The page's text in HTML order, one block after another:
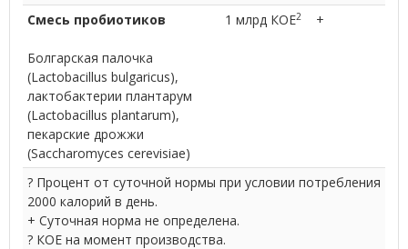
Смесь пробиотиков
Болгарская палочка
(Lactobacillus bulgaricus),
лактобактерии плантарум
(Lactobacillus plantarum),
пекарские дрожжи
(Saccharomyces cerevisiae)
1 млрд КОЕ2 +
? Процент от суточной нормы при условии потребления
2000 калорий в день.
+ Суточная норма не определена.
? КОЕ на момент производства.